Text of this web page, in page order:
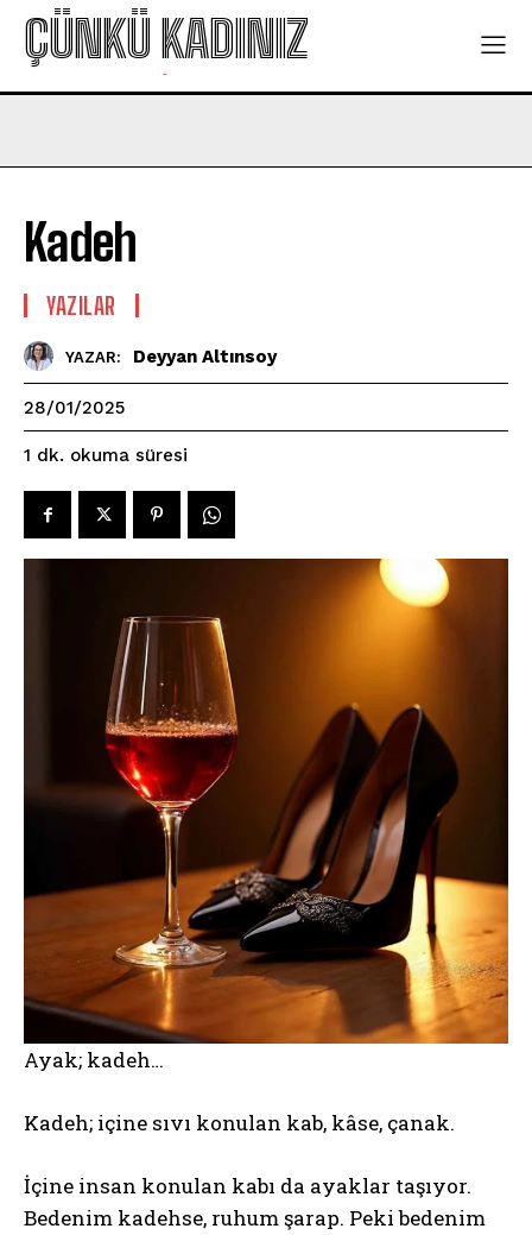
ÇÜNKÜ KADINIZ
-
Kadeh
YAZILAR
YAZAR: Deyyan Altınsoy
28/01/2025
1 dk. okuma süresi
Ayak; kadeh…
Kadeh; içine sıvı konulan kab, kâse, çanak.
İçine insan konulan kabı da ayaklar taşıyor.
Bedenim kadehse, ruhum şarap. Peki bedenim